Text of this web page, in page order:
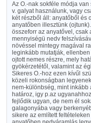
Az O.-nak sokféle módja
v. galyat használunk, vagy
két részből áll: anyatőből és
anyatőben illesztünk
összeforr az anyatővel,
mennyiségü nedv
növéssel mintegy magával
leginkább mutatják,
ojtott nemes részre, mely
gyökérzetétől, valamint az
Sikeres O.-hoz ezen kívűl
közeli rokonságban
nem-különbség, mint
határoz, igy p.az
fejlődik ugyan, de nem él
galagonyába vagy
sikere az említett